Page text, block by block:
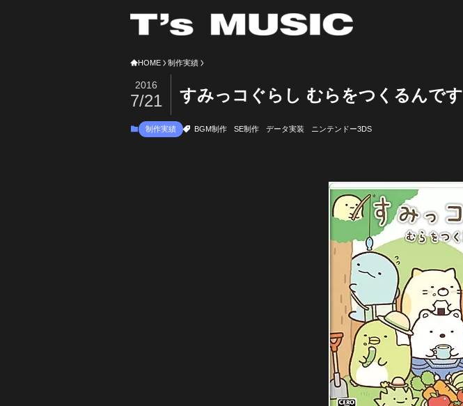
HOME 制作実績
すみっコぐらし むらをつくるんです
2016
7/21
制作実績 BGM制作 SE制作 データ実装 ニンテンドー3DS